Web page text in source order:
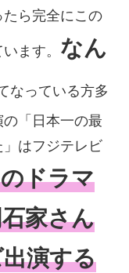
ら完全にこの
ます。 なん
なっている方多
「日本一の最
はフジテレビ
ドラマ
家さん
演する